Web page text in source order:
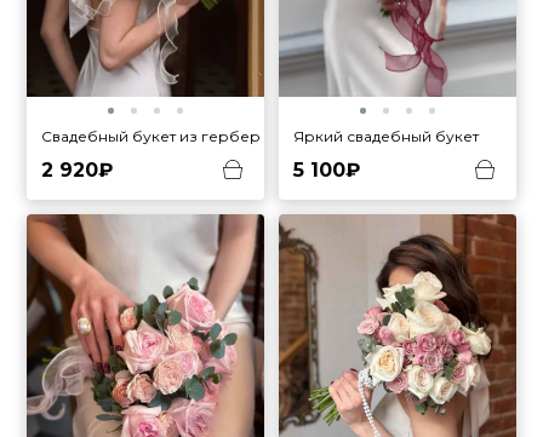
Свадебный букет из гербер
2 920₽
Яркий свадебный букет
5 100₽